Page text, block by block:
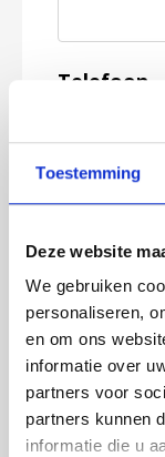
Toestemming
Deze website
We gebruiken
personaliseren,
en om ons
informatie over
partners voor
partners kunnen
informatie die u
Telefoon